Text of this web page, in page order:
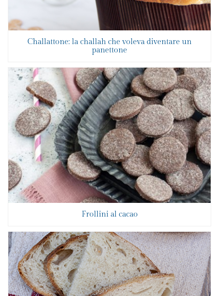
Challattone: la challah che voleva diventare un
panettone
Frollini al cacao